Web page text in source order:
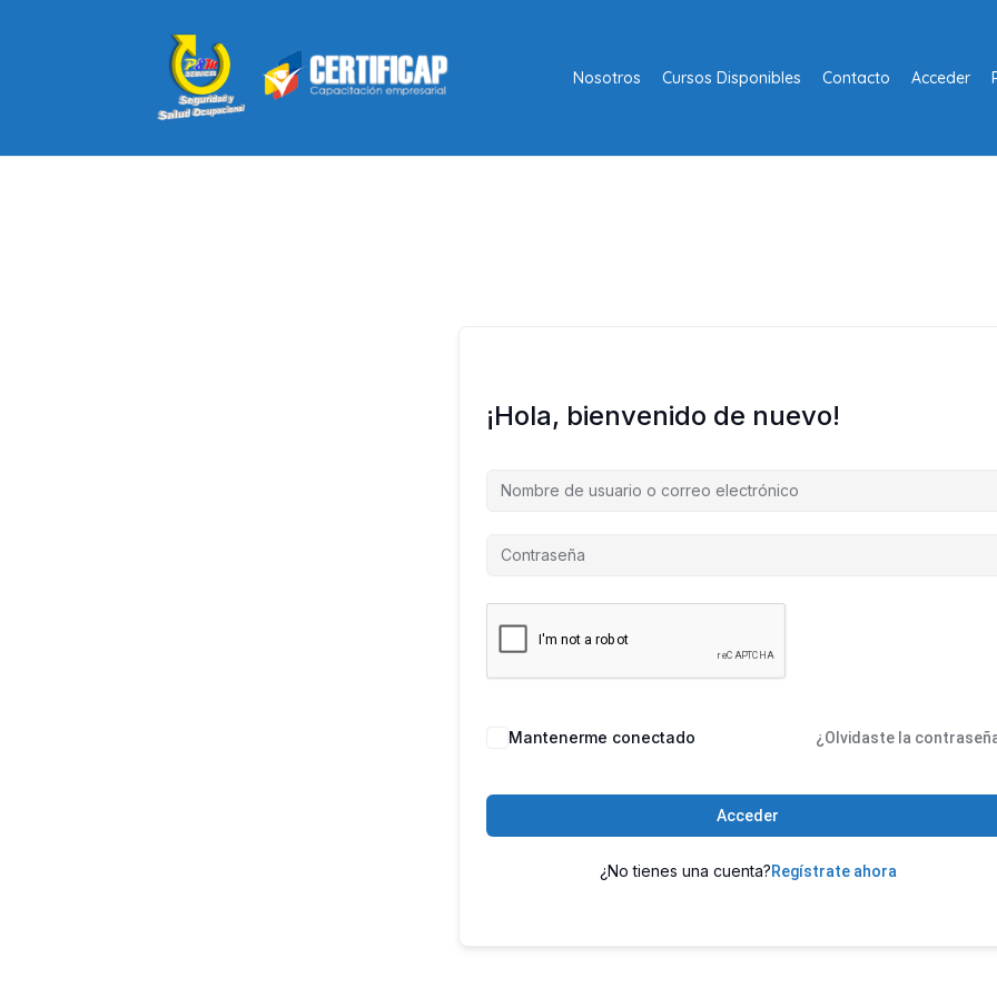
Nosotros Cursos Disponibles Contacto Acceder
¡Hola, bienvenido de nuevo!
Mantenerme conectado ¿Olvidaste la
Acceder
¿No tienes una cuenta?Regístrate ahora